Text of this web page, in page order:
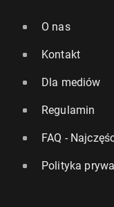
O nas
Kontakt
Dla mediów
Regulamin
FAQ -
Polityka